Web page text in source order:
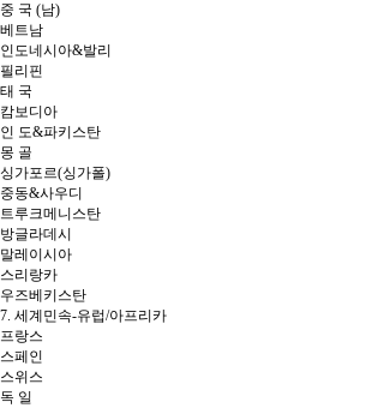
중 국 (남)
베트남
인도네시아&발리
필리핀
태 국
캄보디아
인 도&파키스탄
몽 골
싱가포르(싱가폴)
중동&사우디
트루크메니스탄
방글라데시
말레이시아
스리랑카
우즈베키스탄
7. 세계민속-유럽/아프리카
프랑스
스페인
스위스
독 일